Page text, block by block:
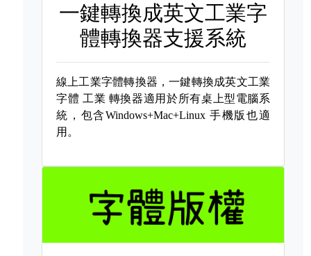
一鍵轉換成英文工業字
體轉換器支援系統
線上工業字體轉換器，一鍵轉換成英文工業
字體 工業 轉換器適用於所有桌上型電腦系
統，包含Windows+Mac+Linux 手機版也適
用。